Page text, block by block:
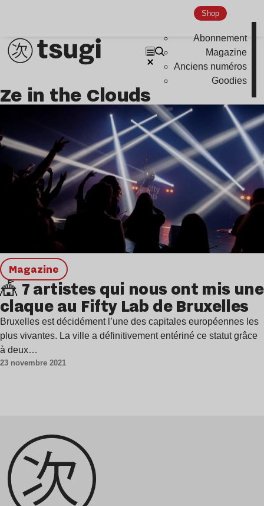
Shop
Abonnement
Magazine
Anciens numéros
Goodies
Indie
Ze in the Clouds
magazine
🎪 7 artistes qui nous ont mis une
claque au Fifty Lab de Bruxelles
Bruxelles est décidément l’une des capitales européennes les
plus vivantes. La ville a définitivement entériné ce statut grâce
à deux…
23 novembre 2021